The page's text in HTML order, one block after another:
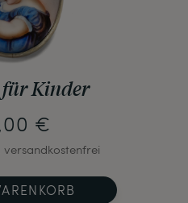
Kinder
€
versandkostenfrei